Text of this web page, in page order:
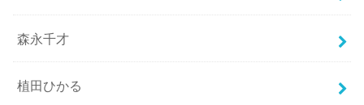
森永千才
植田ひかる